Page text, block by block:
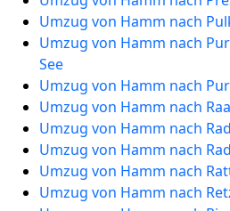
Umzug von Hamm nach
Umzug von Hamm nach
See
Umzug von Hamm nach
Umzug von Hamm nach
Umzug von Hamm nach
Umzug von Hamm nach
Umzug von Hamm nach
Umzug von Hamm nach